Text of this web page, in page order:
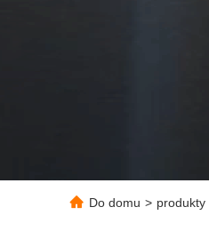
Do domu > produkty